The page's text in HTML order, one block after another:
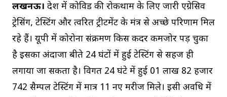
लखनऊ। प्रदेश में कोविड की रोकथाम के लिए जारी एग्रेसिव
ट्रेसिंग, टेस्टिंग और त्वरित ट्रीटमेंट के मंत्र से अच्छे परिणाम मिल
रहे हैं। यूपी में कोरोना संक्रमण किस कदर कमजोर पड़ चुका
है इसका अंदाजा बीते 24 घंटों में हुई टेस्टिंग से सहज ही
लगाया जा सकता है। विगत 24 घंटे में हुई 01 लाख 82 हजार
742 सैम्पल टेस्टिंग में मात्र 11 नए मरीज मिले। इसी अवधि में